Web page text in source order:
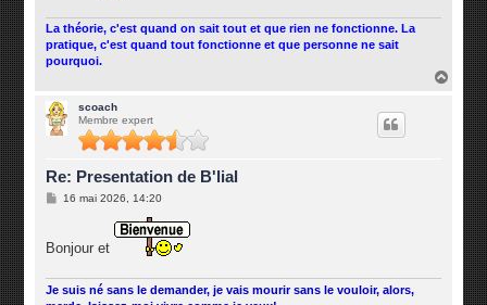
La théorie, c'est quand on sait tout et que rien ne fonctionne. La
pratique, c'est quand tout fonctionne et que personne ne sait
pourquoi.
scoach
Membre expert
Re: Presentation de B'lial
M
a
16 mai 2026, 14:20
Bonjour et
Je suis né sans le demander, je vais mourir sans le vouloir, alors,